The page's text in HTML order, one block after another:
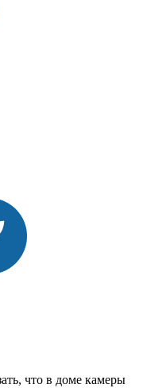
что в доме камеры